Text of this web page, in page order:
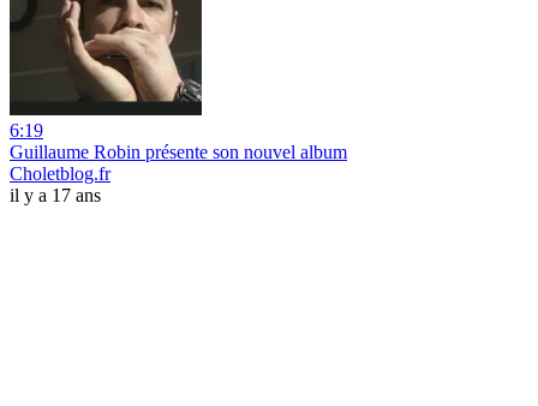
6:19
Guillaume Robin présente son nouvel album
Choletblog.fr
il y a 17 ans